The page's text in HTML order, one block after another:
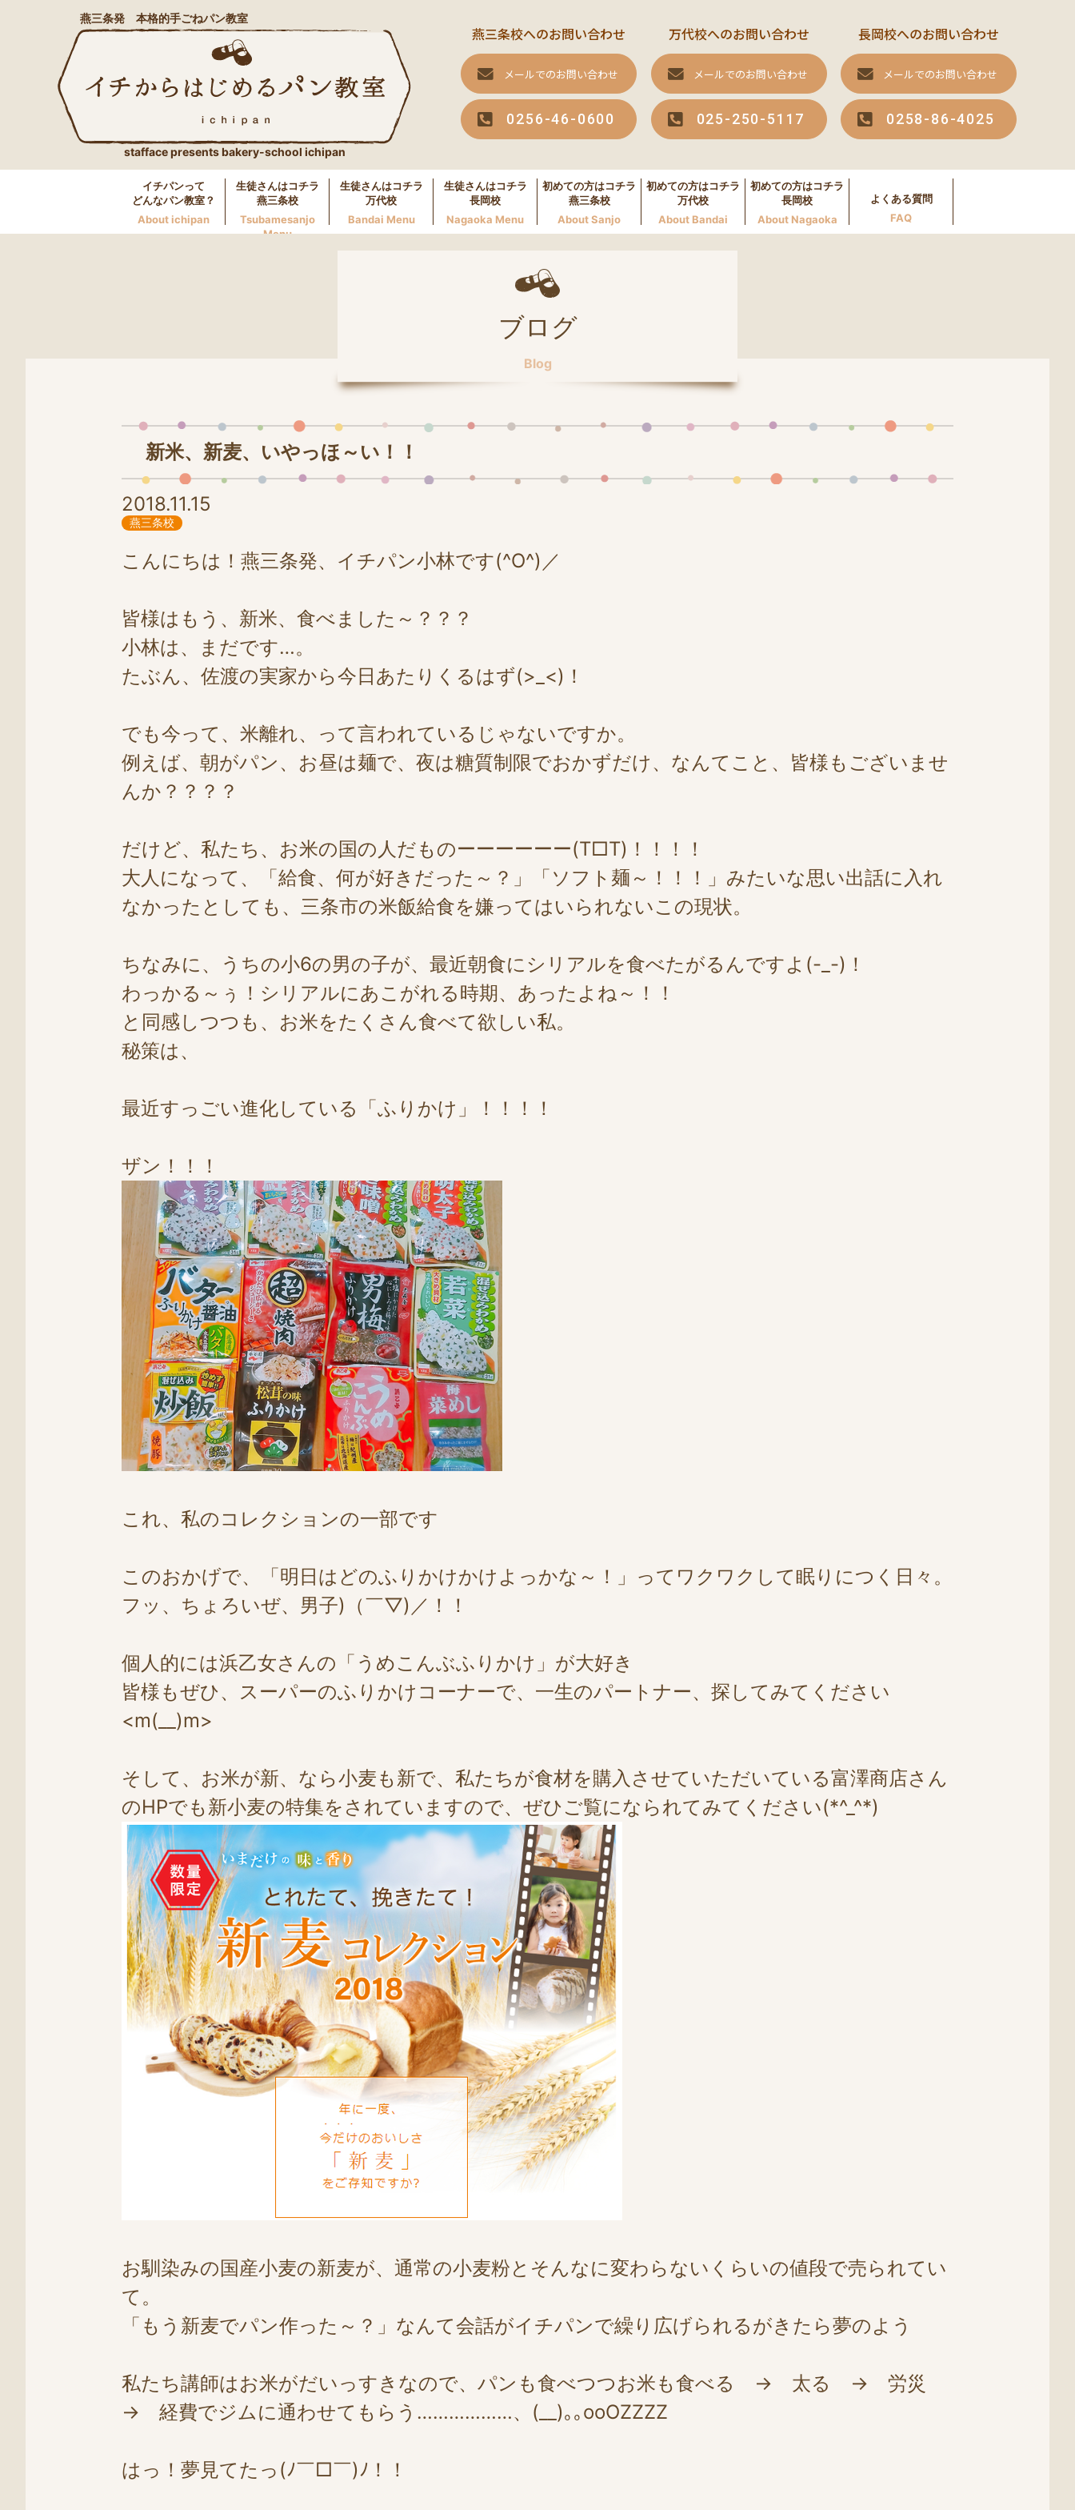
燕三条発 本格的手ごねパン教室
stafface presents bakery-school ichipan
燕三条校へのお問い合わせ
メールでのお問い合わせ
0256-46-0600
万代校へのお問い合わせ
メールでのお問い合わせ
025-250-5117
長岡校へのお問い合わせ
メールでのお問い合わせ
0258-86-4025
イチパンって
どんなパン教室？
About ichipan
生徒さんはコチラ
燕三条校
Tsubamesanjo
Menu
生徒さんはコチラ
万代校
Bandai Menu
生徒さんはコチラ
長岡校
Nagaoka Menu
初めての方はコチラ
燕三条校
About Sanjo
初めての方はコチラ
万代校
About Bandai
初めての方はコチラ
長岡校
About Nagaoka
よくある質問
FAQ
ブログ
Blog
新米、新麦、いやっほ～い！！
2018.11.15
燕三条校
こんにちは！燕三条発、イチパン小林です(^O^)／
皆様はもう、新米、食べました～？？？
小林は、まだです…。
たぶん、佐渡の実家から今日あたりくるはず(>_<)！
でも今って、米離れ、って言われているじゃないですか。
例えば、朝がパン、お昼は麺で、夜は糖質制限でおかずだけ、なんてこと、皆様もございませ
んか？？？？
だけど、私たち、お米の国の人だものーーーーーー(T□T)！！！！
大人になって、「給食、何が好きだった～？」「ソフト麺～！！！」みたいな思い出話に入れ
なかったとしても、三条市の米飯給食を嫌ってはいられないこの現状。
ちなみに、うちの小6の男の子が、最近朝食にシリアルを食べたがるんですよ(-_-)！
わっかる～ぅ！シリアルにあこがれる時期、あったよね～！！
と同感しつつも、お米をたくさん食べて欲しい私。
秘策は、
最近すっごい進化している「ふりかけ」！！！！
ザン！！！
これ、私のコレクションの一部です
このおかげで、「明日はどのふりかけかけよっかな～！」ってワクワクして眠りにつく日々。
フッ、ちょろいぜ、男子)（￣▽)／！！
個人的には浜乙女さんの「うめこんぶふりかけ」が大好き
皆様もぜひ、スーパーのふりかけコーナーで、一生のパートナー、探してみてください
<m(__)m>
そして、お米が新、なら小麦も新で、私たちが食材を購入させていただいている富澤商店さん
のHPでも新小麦の特集をされていますので、ぜひご覧になられてみてください(*^_^*)
お馴染みの国産小麦の新麦が、通常の小麦粉とそんなに変わらないくらいの値段で売られてい
て。
「もう新麦でパン作った～？」なんて会話がイチパンで繰り広げられるがきたら夢のよう
私たち講師はお米がだいっすきなので、パンも食べつつお米も食べる → 太る → 労災
→ 経費でジムに通わせてもらう………………、(__)｡｡ooOZZZZ
はっ！夢見てたっ(ﾉ￣□￣)ﾉ！！